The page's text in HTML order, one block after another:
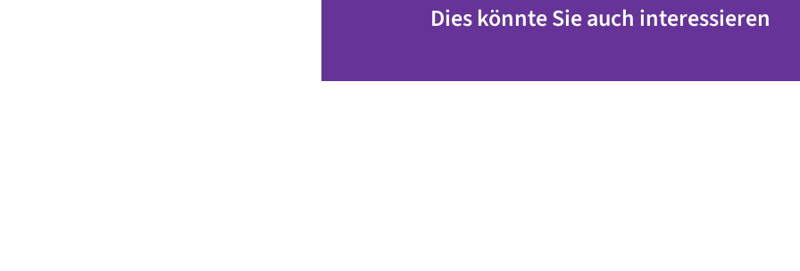
Dies könnte Sie auch interessieren